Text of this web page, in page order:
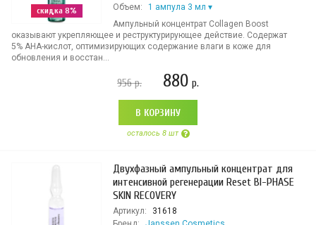
скидка 8%
Объем:
1 ампула 3 мл
Ампульный концентрат Collagen Boost
оказывают укрепляющее и реструктурирующее действие. Содержат
5% AHA-кислот, оптимизирующих содержание влаги в коже для
обновления и восстан...
956р. 880 р.
В КОРЗИНУ
осталось 8 шт
Двухфазный ампульный концентрат для
интенсивной регенерации Reset BI-PHASE
SKIN RECOVERY
Артикул:
31618